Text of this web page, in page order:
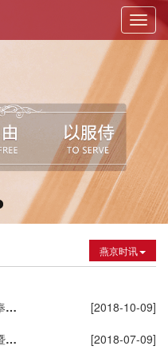
燕京时讯
神学奉献主日礼拜暨2018年新生奉献礼拜
[2018-10-09]
燕京神学院举行2018届毕业礼拜暨毕业典礼
[2018-07-09]